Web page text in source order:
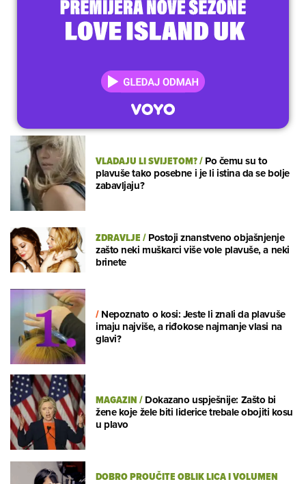
VLADAJU LI SVIJETOM?/Po čemu su to
plavuše tako posebne i je li istina da se bolje
zabavljaju?
ZDRAVLJE/Postoji znanstveno objašnjenje
zašto neki muškarci više vole plavuše, a neki
brinete
/Nepoznato o kosi: Jeste li znali da plavuše
imaju najviše, a riđokose najmanje vlasi na
glavi?
MAGAZIN/Dokazano uspješnije: Zašto bi
žene koje žele biti liderice trebale obojiti kosu
u plavo
DOBRO PROUČITE OBLIK LICA I VOLUMEN